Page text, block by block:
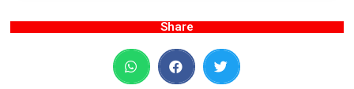
Share